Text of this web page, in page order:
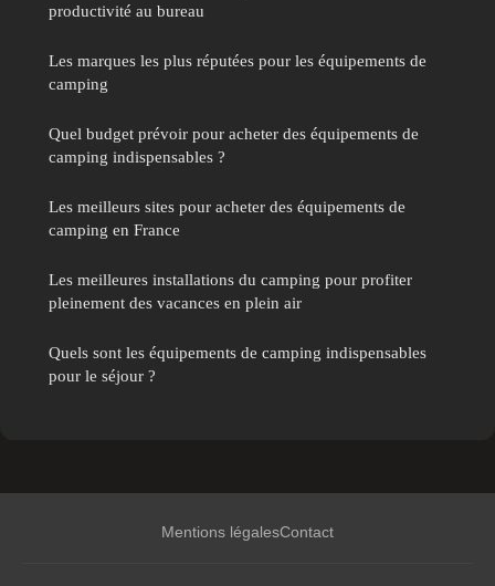
productivité au bureau
Les marques les plus réputées pour les équipements de
camping
Quel budget prévoir pour acheter des équipements de
camping indispensables ?
Les meilleurs sites pour acheter des équipements de
camping en France
Les meilleures installations du camping pour profiter
pleinement des vacances en plein air
Quels sont les équipements de camping indispensables
pour le séjour ?
Mentions légalesContact